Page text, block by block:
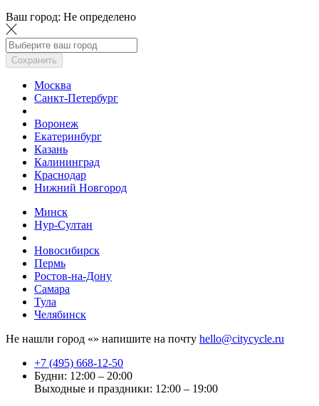
Ваш город: Не определено
Сохранить
Москва
Санкт-Петербург
Воронеж
Екатеринбург
Казань
Калининград
Краснодар
Нижний Новгород
Минск
Нур-Султан
Новосибирск
Пермь
Ростов-на-Дону
Самара
Тула
Челябинск
Не нашли город «» напишите на почту hello@citycycle.ru
+7 (495) 668-12-50
Будни: 12:00 – 20:00
Выходные и праздники: 12:00 – 19:00